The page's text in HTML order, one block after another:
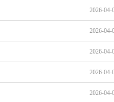
2026-04-
2026-04-
2026-04-
2026-04-
2026-04-